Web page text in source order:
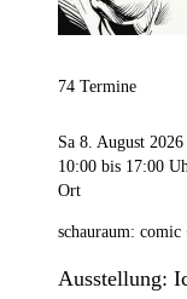
74 Termine
Sa 8. August 2026
10:00 bis 17:00
Ort
schauraum: comic
Ausstellung: